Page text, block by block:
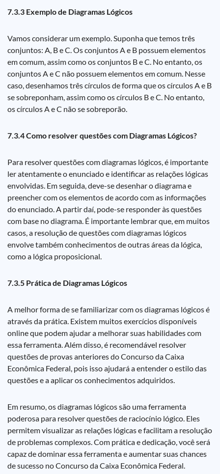
7.3.3 Exemplo de Diagramas Lógicos
Vamos considerar um exemplo. Suponha que temos três
conjuntos: A, B e C. Os conjuntos A e B possuem elementos
em comum, assim como os conjuntos B e C. No entanto, os
conjuntos A e C não possuem elementos em comum. Nesse
caso, desenhamos três círculos de forma que os círculos A e B
se sobreponham, assim como os círculos B e C. No entanto,
os círculos A e C não se sobreporão.
7.3.4 Como resolver questões com Diagramas Lógicos?
Para resolver questões com diagramas lógicos, é importante
ler atentamente o enunciado e identificar as relações lógicas
envolvidas. Em seguida, deve-se desenhar o diagrama e
preencher com os elementos de acordo com as informações
do enunciado. A partir daí, pode-se responder às questões
com base no diagrama. É importante lembrar que, em muitos
casos, a resolução de questões com diagramas lógicos
envolve também conhecimentos de outras áreas da lógica,
como a lógica proposicional.
7.3.5 Prática de Diagramas Lógicos
A melhor forma de se familiarizar com os diagramas lógicos é
através da prática. Existem muitos exercícios disponíveis
online que podem ajudar a melhorar suas habilidades com
essa ferramenta. Além disso, é recomendável resolver
questões de provas anteriores do Concurso da Caixa
Econômica Federal, pois isso ajudará a entender o estilo das
questões e a aplicar os conhecimentos adquiridos.
Em resumo, os diagramas lógicos são uma ferramenta
poderosa para resolver questões de raciocínio lógico. Eles
permitem visualizar as relações lógicas e facilitam a resolução
de problemas complexos. Com prática e dedicação, você será
capaz de dominar essa ferramenta e aumentar suas chances
de sucesso no Concurso da Caixa Econômica Federal.